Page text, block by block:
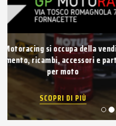
Vuoi vendere la
Compravendita di auto
tipo con
SCOPRI